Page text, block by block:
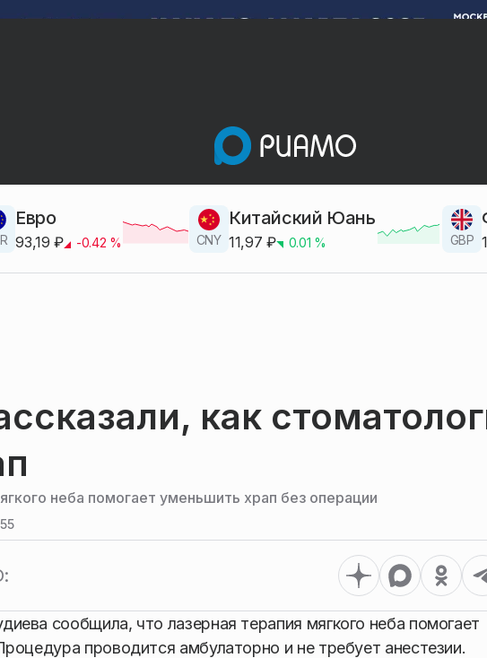
Евро
93,19 ₽ -0.42 % CNY
Китайский Юань
11,97 ₽ 0.01 % GBP
как
неба помогает уменьшить храп без операции
сообщила, что лазерная терапия мягкого неба помогает
проводится амбулаторно и не требует анестезии.